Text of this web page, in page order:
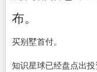
布。
买别墅首付。
知识星球已经盘点出